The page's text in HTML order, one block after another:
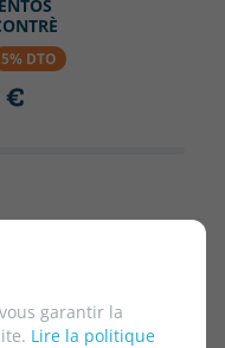
garantir la
Lire la politique
5% DTO
€